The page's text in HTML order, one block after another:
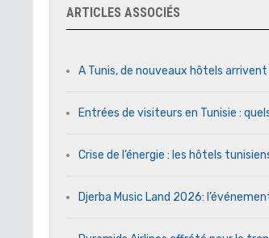
ARTICLES ASSOCIÉS
A Tunis, de nouveaux hôtels
Entrées de visiteurs en Tunisie :
Crise de l’énergie : les hôtels
Djerba Music Land 2026: